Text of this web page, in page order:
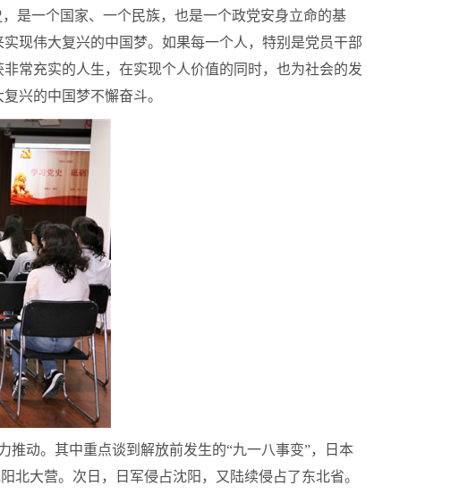
是一个国家、一个民族，也是一个政党安身立命的基
现伟大复兴的中国梦。如果每一个人，特别是党员干部
常充实的人生，在实现个人价值的同时，也为社会的发
兴的中国梦不懈奋斗。
动。其中重点谈到解放前发生的“九一八事变”，日本
北大营。次日，日军侵占沈阳，又陆续侵占了东北省。